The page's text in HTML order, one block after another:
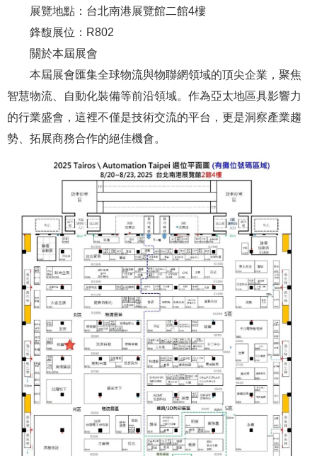
展覽地點：台北南港展覽館二館4樓
鋒馥展位：R802
關於本屆展會
本屆展會匯集全球物流與物聯網領域的頂尖企業，聚焦
智慧物流、自動化裝備等前沿領域。作為亞太地區具影響力
的行業盛會，這裡不僅是技術交流的平台，更是洞察產業趨
勢、拓展商務合作的絕佳機會。